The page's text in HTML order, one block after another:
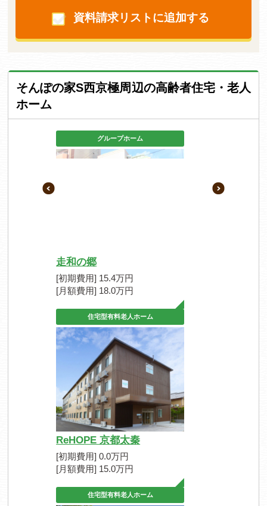
資料請求リストに追加する
そんぽの家S西京極周辺の高齢者住宅・老人
ホーム
グループホーム
走和の郷
[初期費用] 15.4万円
[月額費用] 18.0万円
住宅型有料老人ホーム
ReHOPE 京都太秦
[初期費用] 0.0万円
[月額費用] 15.0万円
住宅型有料老人ホーム